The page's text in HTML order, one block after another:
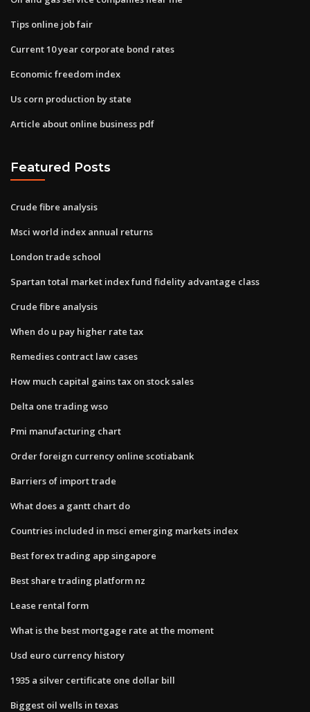
Tips online job fair
Current 10 year corporate bond rates
Economic freedom index
Us corn production by state
Article about online business pdf
Featured Posts
Crude fibre analysis
Msci world index annual returns
London trade school
Spartan total market index fund fidelity advantage class
Crude fibre analysis
When do u pay higher rate tax
Remedies contract law cases
How much capital gains tax on stock sales
Delta one trading wso
Pmi manufacturing chart
Order foreign currency online scotiabank
Barriers of import trade
What does a gantt chart do
Countries included in msci emerging markets index
Best forex trading app singapore
Best share trading platform nz
Lease rental form
What is the best mortgage rate at the moment
Usd euro currency history
1935 a silver certificate one dollar bill
Biggest oil wells in texas